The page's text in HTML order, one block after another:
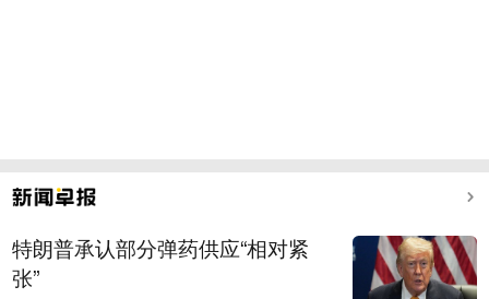
特朗普承认部分弹药供应“相对紧
张”